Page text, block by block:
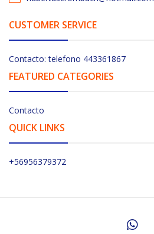
CUSTOMER SERVICE
Contacto: telefono 443361867
FEATURED CATEGORIES
Contacto
QUICK LINKS
+56956379372